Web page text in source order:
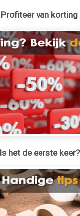
Profiteer van korting
Is het de eerste keer?